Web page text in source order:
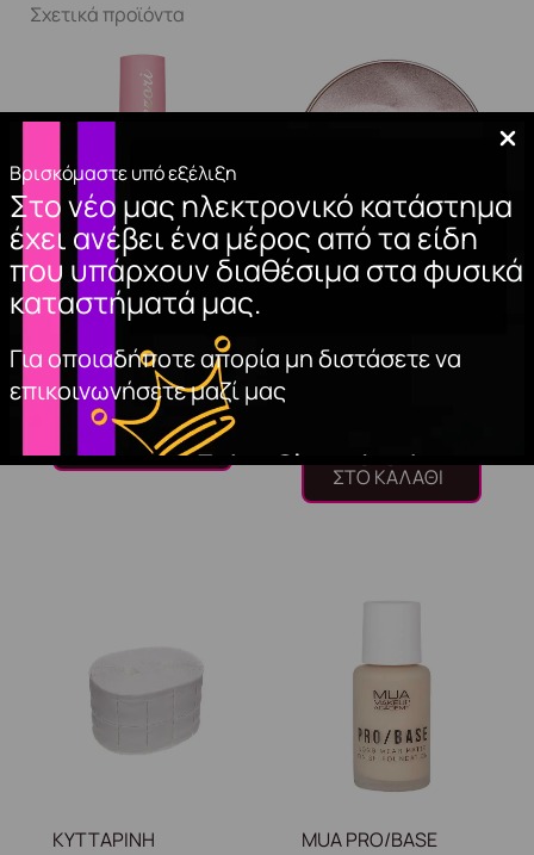
Βρισκόμαστε υπό εξέλιξη
Στο νέο μας ηλεκτρονικό κατάστημα
έχει ανέβει ένα μέρος από τα είδη
που υπάρχουν διαθέσιμα στα φυσικά
καταστήματά μας.
Για οποιαδήποτε απορία μη διστάσετε να
επικοινωνήσετε μαζί μας
Σχετικά προϊόντα
TOP COAT NON
11,00€
ΠΡΟΣΘΉΚΗ
ΣΤΟ ΚΑΛΆΘΙ
PINK)
ΠΡΟΣΘΉΚΗ
ΣΤΟ ΚΑΛΆΘΙ
ΚΥΤΤΑΡΙΝΗ
MUA PRO/BASE